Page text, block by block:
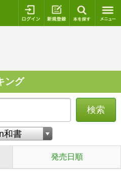
ログイン 新規登録
ング
検索
発売日順